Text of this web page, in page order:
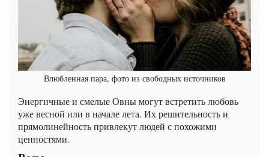
Влюбленная пара, фото из свободных источников
Энергичные и смелые Овны могут встретить любовь
уже весной или в начале лета. Их решительность и
прямолинейность привлекут людей с похожими
ценностями.